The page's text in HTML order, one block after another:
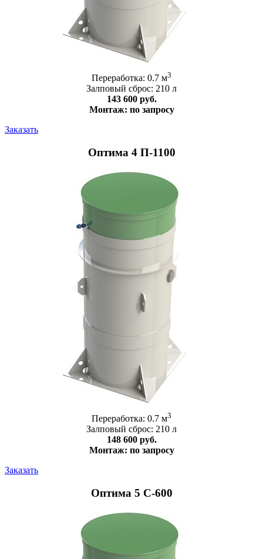
Переработка: 0.7 м3
Залповый сброс: 210 л
143 600 руб.
Монтаж: по запросу
Заказать
Оптима 4 П-1100
Переработка: 0.7 м3
Залповый сброс: 210 л
148 600 руб.
Монтаж: по запросу
Заказать
Оптима 5 С-600